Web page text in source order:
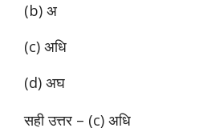
(b) अ
(c) अधि
(d) अघ
सही उत्तर – (c) अधि